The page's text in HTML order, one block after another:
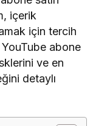
Edilmesi